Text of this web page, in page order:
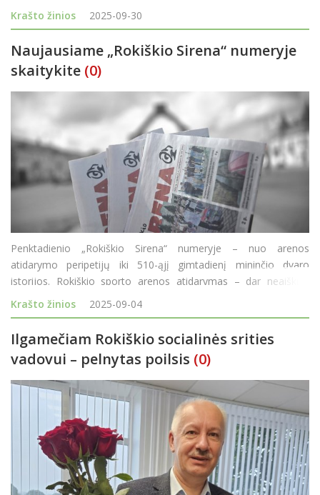
„Gerumo žvaigždės“ – aukščiausias Socialinės apsaugos ir darbo
Krašto žinios 2025-09-30
Naujausiame „Rokiškio Sirena“ numeryje
skaitykite (0)
Penktadienio „Rokiškio Sirena“ numeryje – nuo arenos
atidarymo peripetijų iki 510-ąjį gimtadienį mininčio dvaro
istorijos. Rokiškio sporto arenos atidarymas – dar neaiškus.
Nors Rokiškio rajono kūno kultūros ir sporto centras paskelbė
Krašto žinios 2025-09-04
Ilgamečiam Rokiškio socialinės srities
vadovui – pelnytas poilsis (0)